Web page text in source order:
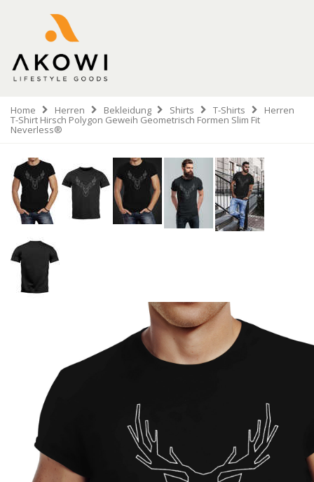
Home Herren Bekleidung Shirts T-Shirts Herren
T-Shirt Hirsch Polygon Geweih Geometrisch Formen Slim Fit
Neverless®